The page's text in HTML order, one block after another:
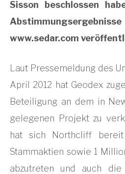
Sisson beschlossen
www.sedar.com
Laut Pressemeldung des
April 2012 hat Geodex
Beteiligung an dem in
gelegenen Projekt zu
hat sich Northcliff bereit
Stammaktien sowie 1
abzutreten und auch die